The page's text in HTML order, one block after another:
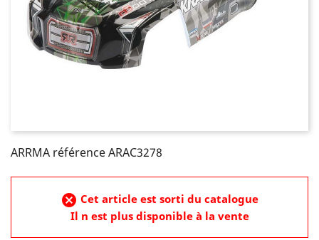
ARRMA référence ARAC3278
cancel Cet article est sorti du catalogue
Il n est plus disponible à la vente